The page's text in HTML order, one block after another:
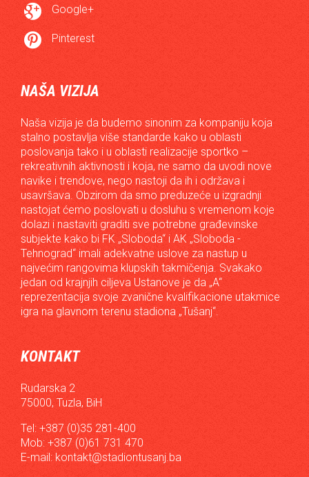
 Google+
 Pinterest
NAŠA VIZIJA
Naša vizija je da budemo sinonim za kompaniju koja
stalno postavlja više standarde kako u oblasti
poslovanja tako i u oblasti realizacije sportko –
rekreativnih aktivnosti i koja, ne samo da uvodi nove
navike i trendove, nego nastoji da ih i održava i
usavršava. Obzirom da smo preduzeće u izgradnji
nastojat ćemo poslovati u dosluhu s vremenom koje
dolazi i nastaviti graditi sve potrebne građevinske
subjekte kako bi FK „Sloboda“ i AK „Sloboda -
Tehnograd“ imali adekvatne uslove za nastup u
najvećim rangovima klupskih takmičenja. Svakako
jedan od krajnjih ciljeva Ustanove je da „A“
reprezentacija svoje zvanične kvalifikacione utakmice
igra na glavnom terenu stadiona „Tušanj“.
KONTAKT
Rudarska 2
75000, Tuzla, BiH
Tel: +387 (0)35 281-400
Mob: +387 (0)61 731 470
E-mail: kontakt@stadiontusanj.ba